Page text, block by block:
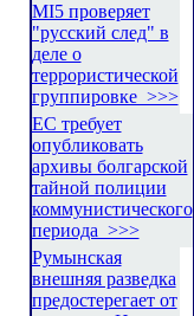
MI5 проверяет
"русский след" в
деле о
террористической
группировке >>>
ЕС требует
опубликовать
архивы болгарской
тайной полиции
коммунистического
периода >>>
Румынская
внешняя разведка
предостерегает от